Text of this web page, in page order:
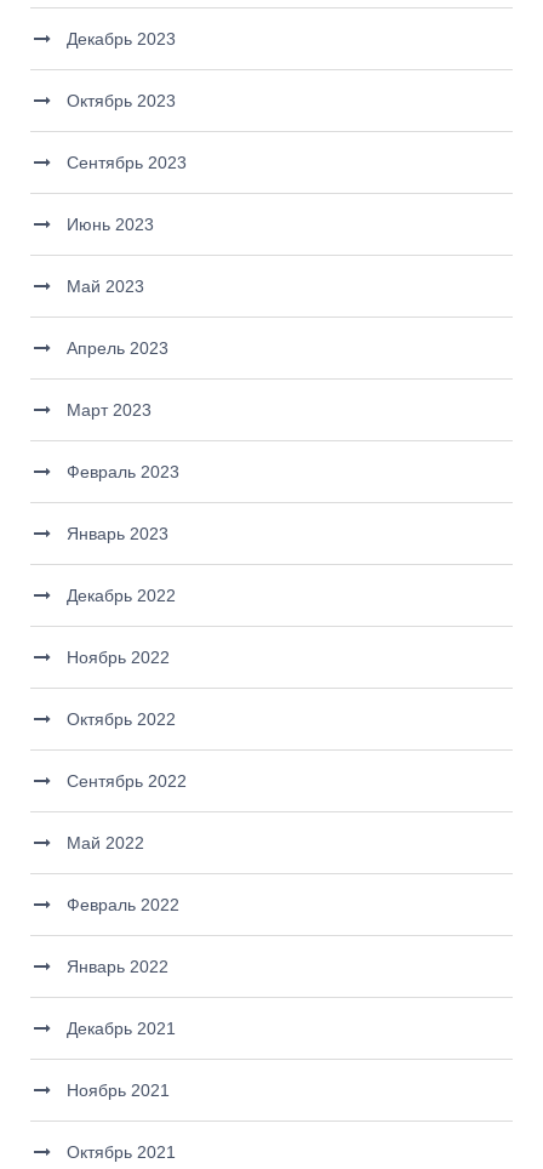
Декабрь 2023
Октябрь 2023
Сентябрь 2023
Июнь 2023
Май 2023
Апрель 2023
Март 2023
Февраль 2023
Январь 2023
Декабрь 2022
Ноябрь 2022
Октябрь 2022
Сентябрь 2022
Май 2022
Февраль 2022
Январь 2022
Декабрь 2021
Ноябрь 2021
Октябрь 2021